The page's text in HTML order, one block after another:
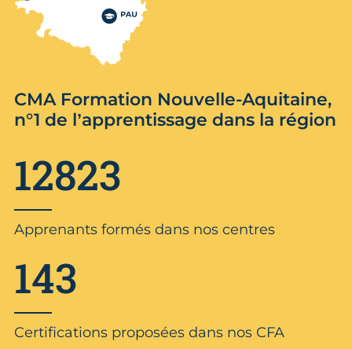
CMA Formation Nouvelle-Aquitaine,
n°1 de l’apprentissage dans la région
12823
Apprenants formés dans nos centres
143
Certifications proposées dans nos CFA